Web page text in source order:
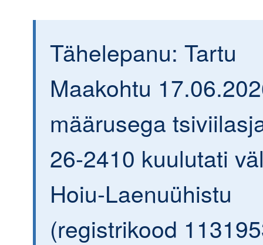
Tähelepanu: Tartu
Maakohtu
määrusega
26-2410 kuulutati
Hoiu-Laenuühistu
(registrikood